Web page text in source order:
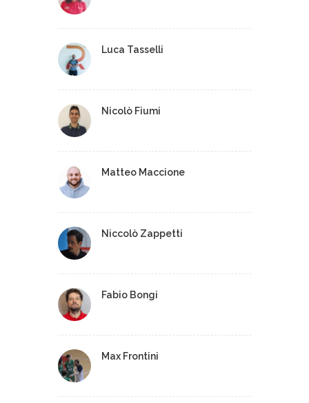
Luca Tasselli
Nicolò Fiumi
Matteo Maccione
Niccolò Zappetti
Fabio Bongi
Max Frontini